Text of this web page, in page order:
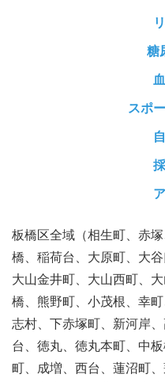
糖
スポ
板橋区全域（相生町、赤
橋、稲荷台、大原町、大
大山金井町、大山西町、
橋、熊野町、小茂根、幸
志村、下赤塚町、新河岸
台、徳丸、徳丸本町、中
町、成増、西台、蓮沼町